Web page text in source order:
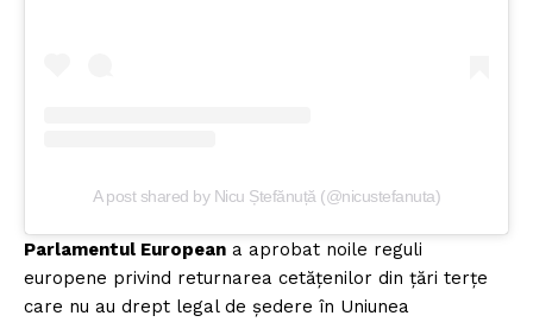
A post shared by Nicu Ștefănuță (@nicustefanuta)
Parlamentul European a aprobat noile reguli
europene privind returnarea cetățenilor din țări terțe
care nu au drept legal de ședere în Uniunea